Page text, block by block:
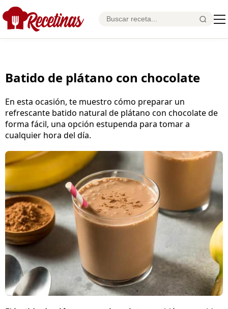
Batido de plátano con chocolate
En esta ocasión, te muestro cómo preparar un
refrescante batido natural de plátano con chocolate de
forma fácil, una opción estupenda para tomar a
cualquier hora del día.